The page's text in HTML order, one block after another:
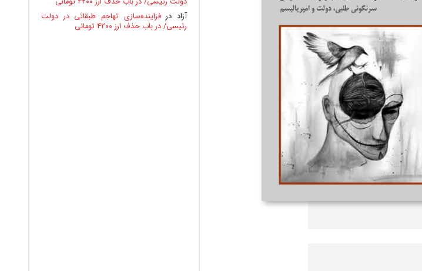
آزاددرفزاینده‌سازی تهاجم طبقاتی در دولت
رئیسی/ در باب حذف ارز ۴۲۰۰ تومانی